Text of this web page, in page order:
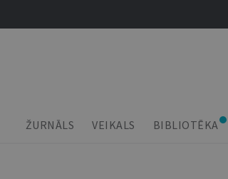
ŽURNĀLS VEIKALS BIBLIOTĒKA